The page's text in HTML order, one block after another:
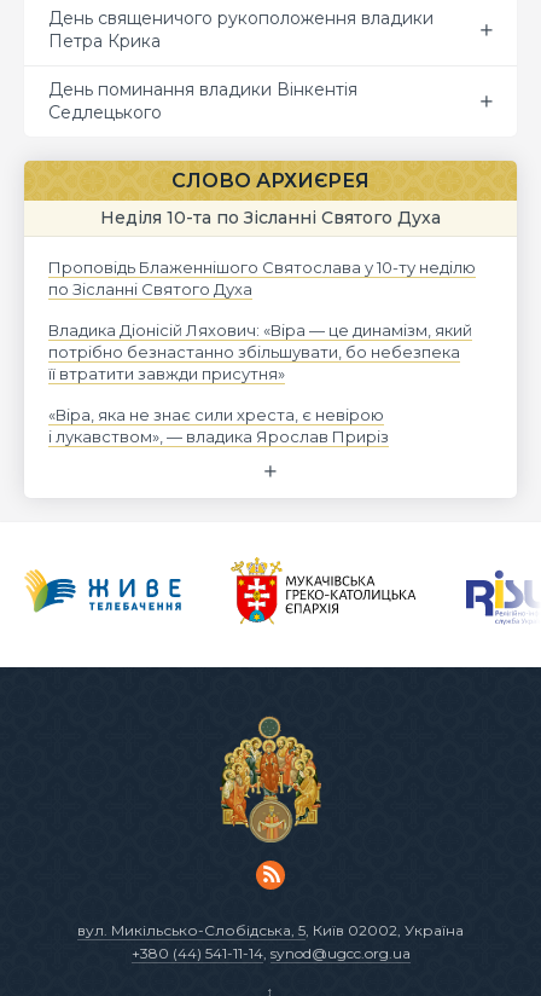
День священичого рукоположення владики
Петра Крика
День поминання владики Вінкентія
Седлецького
СЛОВО АРХИЄРЕЯ
Неділя 10-та по Зісланні Святого Духа
Проповідь Блаженнішого Святослава у 10-ту неділю
по Зісланні Святого Духа
Владика Діонісій Ляхович: «Віра — це динамізм, який
потрібно безнастанно збільшувати, бо небезпека
її втратити завжди присутня»
«Віра, яка не знає сили хреста, є невірою
і лукавством», — владика Ярослав Приріз
вул. Микільсько-Слобідська, 5 , Київ 02002, Україна
+380 (44) 541-11-14, synod@ugcc.org.ua